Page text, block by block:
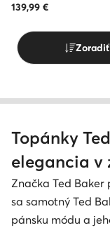
139,99 €
Zoradiť
Topánky
elegancia v
Značka Ted Baker
sa samotný Ted
pánsku módu a